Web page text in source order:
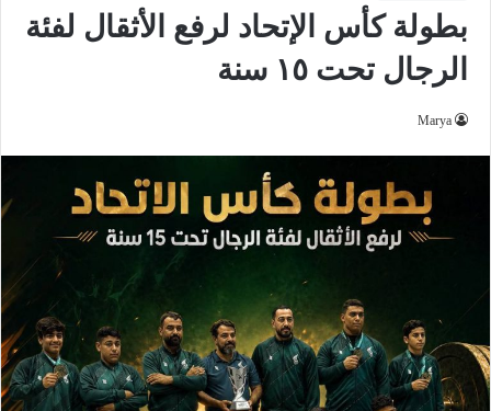
بطولة كأس الإتحاد لرفع الأثقال لفئة
الرجال تحت ١٥ سنة
Marya